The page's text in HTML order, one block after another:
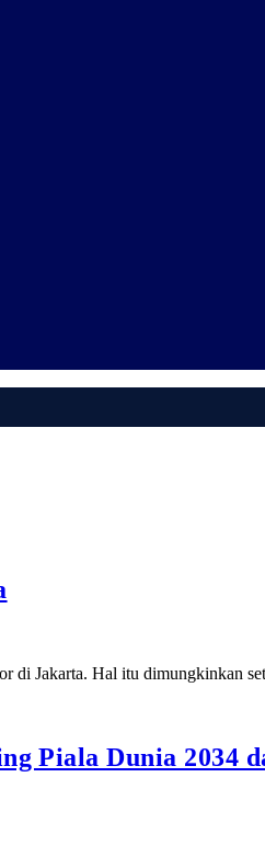
di Jakarta. Hal itu dimungkinkan
Piala Dunia 2034